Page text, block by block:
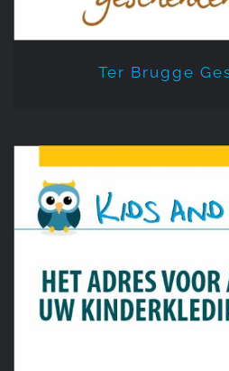
Ter Brugge
Kids and